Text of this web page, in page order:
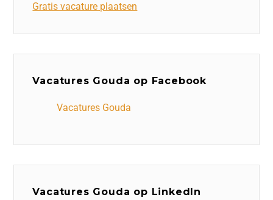
Gratis vacature plaatsen
Vacatures Gouda op Facebook
Vacatures Gouda
Vacatures Gouda op LinkedIn